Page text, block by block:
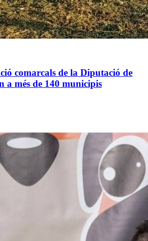
comarcals de la Diputació de
a més de 140 municipis